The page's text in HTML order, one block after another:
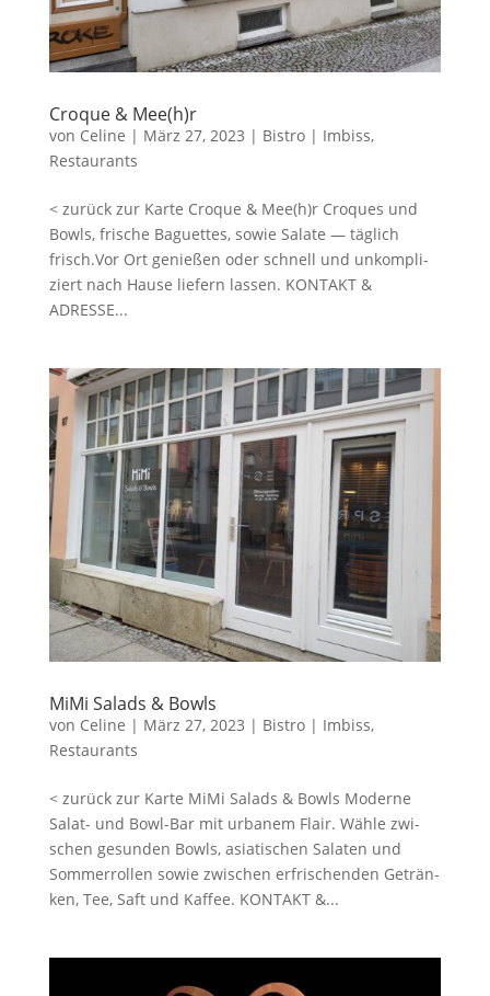
Cro­que & Mee(h)r
von Celine | März 27, 2023 | Bistro | Imbiss,
Restaurants
< zurück zur Karte Cro­que & Mee(h)r Cro­ques und
Bowls, fri­sche Baguettes, sowie Sala­te — täg­lich
frisch.Vor Ort genie­ßen oder schnell und unkom­pli­
ziert nach Hau­se lie­fern lassen. KONTAKT &
ADRESSE...
MiMi Salads & Bowls
von Celine | März 27, 2023 | Bistro | Imbiss,
Restaurants
< zurück zur Karte MiMi Salads & Bowls Moder­ne
Salat- und Bowl-Bar mit urba­nem Flair. Wäh­le zwi­
schen gesun­den Bowls, asia­ti­schen Sala­ten und
Som­mer­rol­len sowie zwi­schen erfri­schen­den Geträn­
ken, Tee, Saft und Kaffee. KONTAKT &...